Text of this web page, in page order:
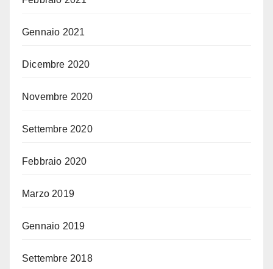
Gennaio 2021
Dicembre 2020
Novembre 2020
Settembre 2020
Febbraio 2020
Marzo 2019
Gennaio 2019
Settembre 2018